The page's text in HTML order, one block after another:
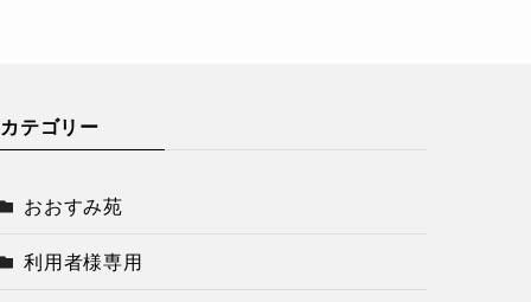
カテゴリー
おおすみ苑
利用者様専用